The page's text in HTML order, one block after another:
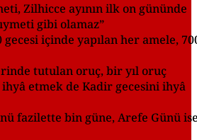
Zilhicce ayının ilk on gününde
gibi olamaz”
gecesi içinde yapılan her amele,
tutulan oruç, bir yıl oruç
etmek de Kadir gecesini ihyâ
fazilette bin güne, Arefe Günü